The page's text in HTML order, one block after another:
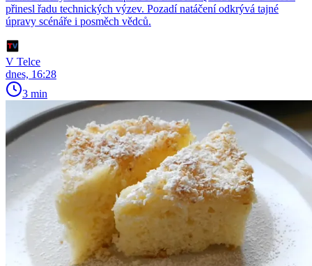
přinesl řadu technických výzev. Pozadí natáčení odkrývá tajné
úpravy scénáře i posměch vědců.
V Telce
dnes, 16:28
3 min